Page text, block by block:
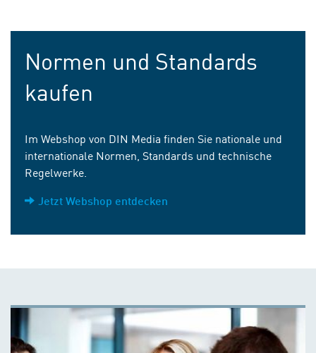
Normen und Standards
kaufen
Im Webshop von DIN Media finden Sie nationale und
internationale Normen, Standards und technische
Regelwerke.
Jetzt Webshop entdecken